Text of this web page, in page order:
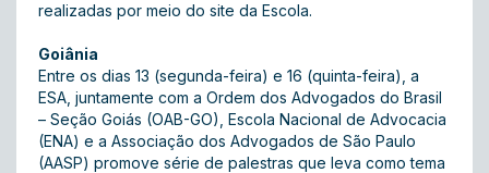
realizadas por meio do site da Escola.
Goiânia
Entre os dias 13 (segunda-feira) e 16 (quinta-feira), a
ESA, juntamente com a Ordem dos Advogados do Brasil
– Seção Goiás (OAB-GO), Escola Nacional de Advocacia
(ENA) e a Associação dos Advogados de São Paulo
(AASP) promove série de palestras que leva como tema